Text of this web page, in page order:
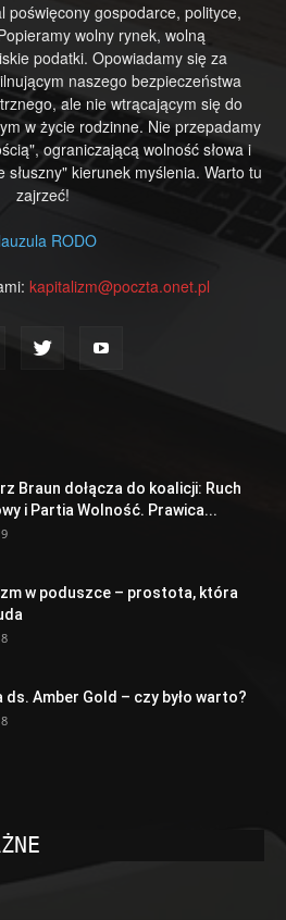
poświęcony gospodarce, polityce,
wolny rynek, wolną
podatki. Opowiadamy się za
naszego bezpieczeństwa
ale nie wtrącającym się do
w życie rodzinne. Nie przepadamy
ograniczającą wolność słowa i
słuszny" kierunek myślenia. Warto tu
zajrzeć!
RODO
kapitalizm@poczta.onet.pl
Braun dołącza do koalicji: Ruch
i Partia Wolność. Prawica...
w poduszce – prostota, która
ds. Amber Gold – czy było warto?